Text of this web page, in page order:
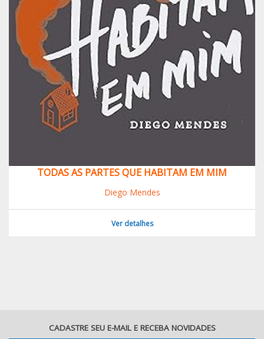
TODAS AS PARTES QUE HABITAM EM MIM
Diego Mendes
Ver detalhes
CADASTRE SEU E-MAIL E RECEBA NOVIDADES